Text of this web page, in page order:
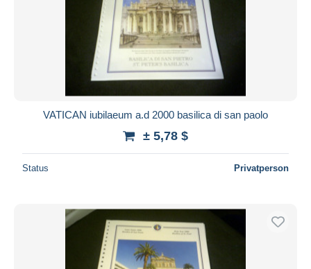
VATICAN iubilaeum a.d 2000 basilica di san paolo
± 5,78 $
Status Privatperson